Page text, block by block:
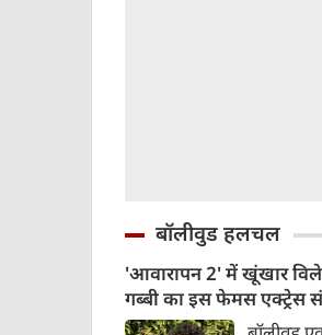
बॉलीवुड हलचल
'आवारापन 2' में खूंखार
गब्बी का इस फेमस एक्ट्रेस